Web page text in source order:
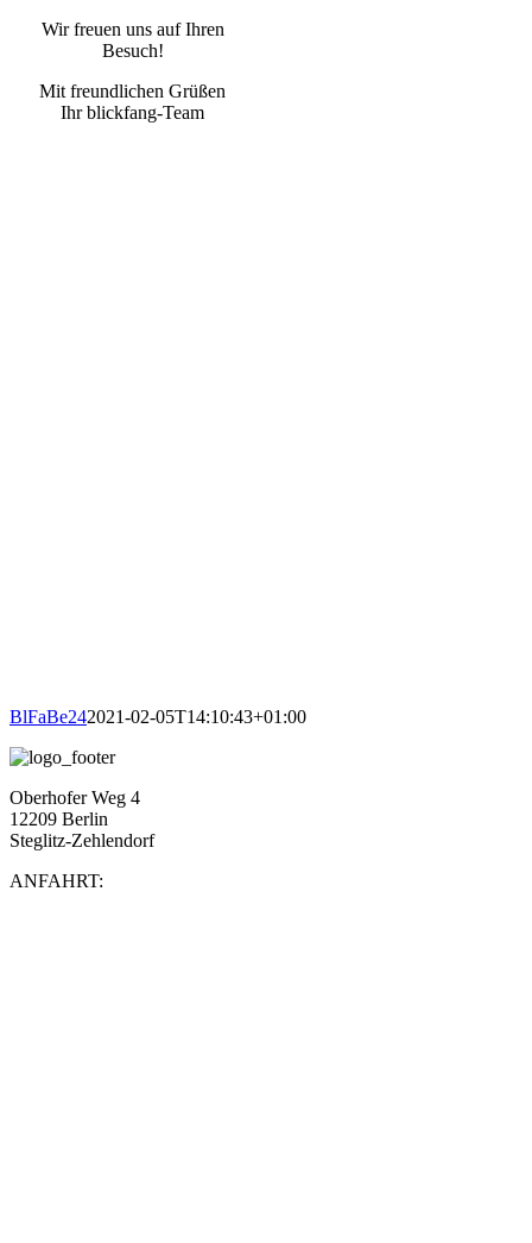
Wir freuen uns auf Ihren
Besuch!
Mit freundlichen Grüßen
Ihr blickfang-Team
BlFaBe242021-02-05T14:10:43+01:00
Oberhofer Weg 4
12209 Berlin
Steglitz-Zehlendorf
ANFAHRT: